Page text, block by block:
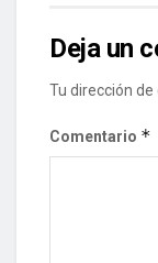
Deja un
Tu dirección
Comentario *